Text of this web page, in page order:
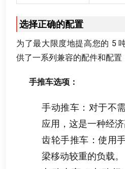
选择正确的配置
为了最大限度地提高您的 5
供了一系列兼容的配件和配置
手推车选项 ：
手动推车 ： 对于不
应用 ， 这是一种经
齿轮手推车 ：使用
梁移动较重的负载。